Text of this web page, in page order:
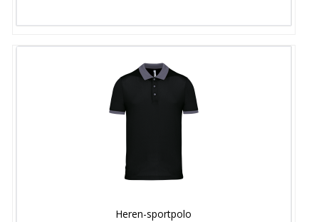
Heren-sportpolo